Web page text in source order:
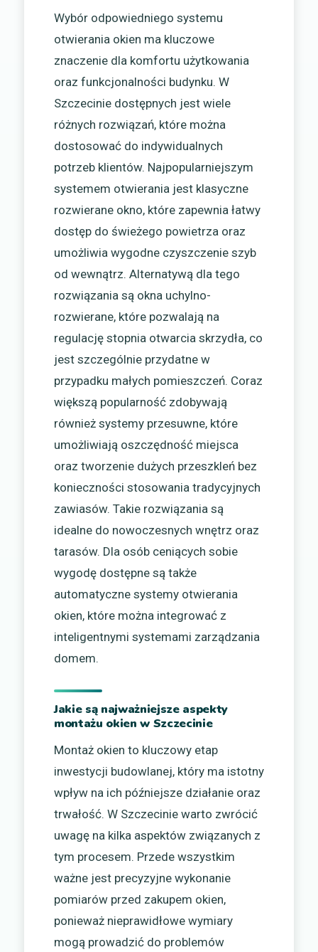
Wybór odpowiedniego systemu
otwierania okien ma kluczowe
znaczenie dla komfortu użytkowania
oraz funkcjonalności budynku. W
Szczecinie dostępnych jest wiele
różnych rozwiązań, które można
dostosować do indywidualnych
potrzeb klientów. Najpopularniejszym
systemem otwierania jest klasyczne
rozwierane okno, które zapewnia łatwy
dostęp do świeżego powietrza oraz
umożliwia wygodne czyszczenie szyb
od wewnątrz. Alternatywą dla tego
rozwiązania są okna uchylno-
rozwierane, które pozwalają na
regulację stopnia otwarcia skrzydła, co
jest szczególnie przydatne w
przypadku małych pomieszczeń. Coraz
większą popularność zdobywają
również systemy przesuwne, które
umożliwiają oszczędność miejsca
oraz tworzenie dużych przeszkleń bez
konieczności stosowania tradycyjnych
zawiasów. Takie rozwiązania są
idealne do nowoczesnych wnętrz oraz
tarasów. Dla osób ceniących sobie
wygodę dostępne są także
automatyczne systemy otwierania
okien, które można integrować z
inteligentnymi systemami zarządzania
domem.
Jakie są najważniejsze aspekty
montażu okien w Szczecinie
Montaż okien to kluczowy etap
inwestycji budowlanej, który ma istotny
wpływ na ich późniejsze działanie oraz
trwałość. W Szczecinie warto zwrócić
uwagę na kilka aspektów związanych z
tym procesem. Przede wszystkim
ważne jest precyzyjne wykonanie
pomiarów przed zakupem okien,
ponieważ nieprawidłowe wymiary
mogą prowadzić do problemów